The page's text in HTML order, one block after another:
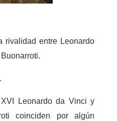
rivalidad entre Leonardo
Leonardo da Vinci y
coinciden por algún